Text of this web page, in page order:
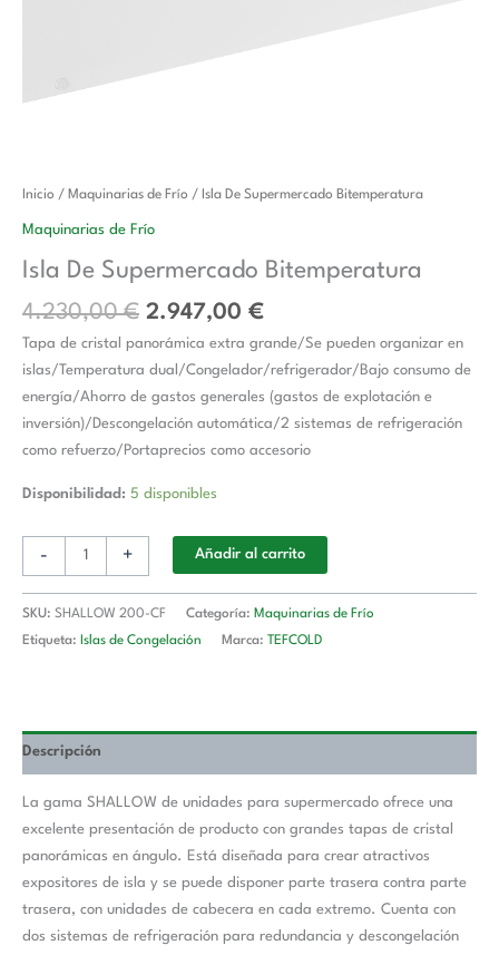
Inicio / Maquinarias de Frío / Isla De Supermercado Bitemperatura
Maquinarias de Frío
Isla De Supermercado Bitemperatura
4.230,00€
El
precio
era:
4.230,00 €.
2.947,00 €
El
es:
2.947,00 €.
Tapa de cristal panorámica extra grande/Se pueden organizar en
islas/Temperatura dual/Congelador/refrigerador/Bajo consumo de
energía/Ahorro de gastos generales (gastos de explotación e
inversión)/Descongelación automática/2 sistemas de refrigeración
como refuerzo/Portaprecios como accesorio
Disponibilidad: 5 disponibles
-
Isla
De
Bitemperatura
cantidad
+ Añadir al carrito
SKU: SHALLOW 200-CF Categoría: Maquinarias de Frío
Etiqueta: Islas de Congelación Marca: TEFCOLD
Descripción
La gama SHALLOW de unidades para supermercado ofrece una
excelente presentación de producto con grandes tapas de cristal
panorámicas en ángulo. Está diseñada para crear atractivos
expositores de isla y se puede disponer parte trasera contra parte
trasera, con unidades de cabecera en cada extremo. Cuenta con
dos sistemas de refrigeración para redundancia y descongelación